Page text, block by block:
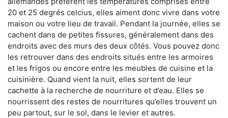
20 et 25 degrés celcius, elles aiment donc vivre dans votre
maison ou votre lieu de travail. Pendant la journée, elles se
cachent dans de petites fissures, généralement dans des
endroits avec des murs des deux côtés. Vous pouvez donc
les retrouver dans des endroits situés entre les armoires
et les frigos ou encore entre les meubles de cuisine et la
cuisinière. Quand vient la nuit, elles sortent de leur
cachette à la recherche de nourriture et d’eau. Elles se
nourrissent des restes de nourritures qu’elles trouvent un
peu partout, sur le sol, dans le levier et autres.